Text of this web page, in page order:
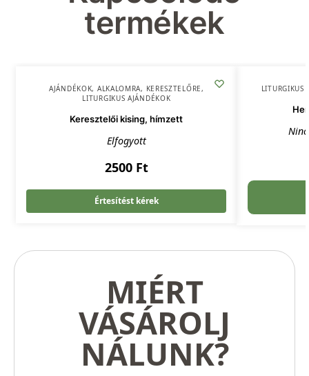
termékek
AJÁNDÉKOK, ALKALOMRA, KERESZTELŐRE,
LITURGIKUS AJÁNDÉKOK
Keresztelői kising, hímzett
Elfogyott
2500 Ft
Értesítést kérek
LITURGIKUS
MIÉRT
VÁSÁROLJ
NÁLUNK?